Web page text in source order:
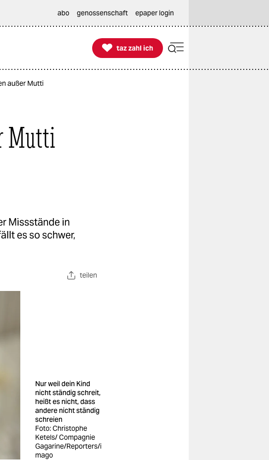
abo genossenschaft epaper login

taz zahl ich
taz zahl ich
außer Mutti
Mutti
Missstände in
es so schwer,
teilen
Nur weil dein Kind
nicht ständig schreit,
heißt es nicht, dass
andere nicht ständig
schreien
Foto: Christophe
Ketels/ Compagnie
Gagarine/Reporters/i
mago